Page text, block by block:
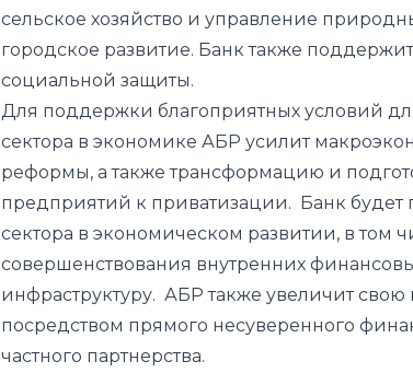
сельское хозяйство и управление
городское развитие. Банк также
социальной защиты.
Для поддержки благоприятных условий
сектора в экономике АБР усилит
реформы, а также трансформацию и
предприятий к приватизации. Банк будет
сектора в экономическом развитии, в том
совершенствования внутренних
инфраструктуру. АБР также увеличит свою
посредством прямого несуверенного
частного партнерства.